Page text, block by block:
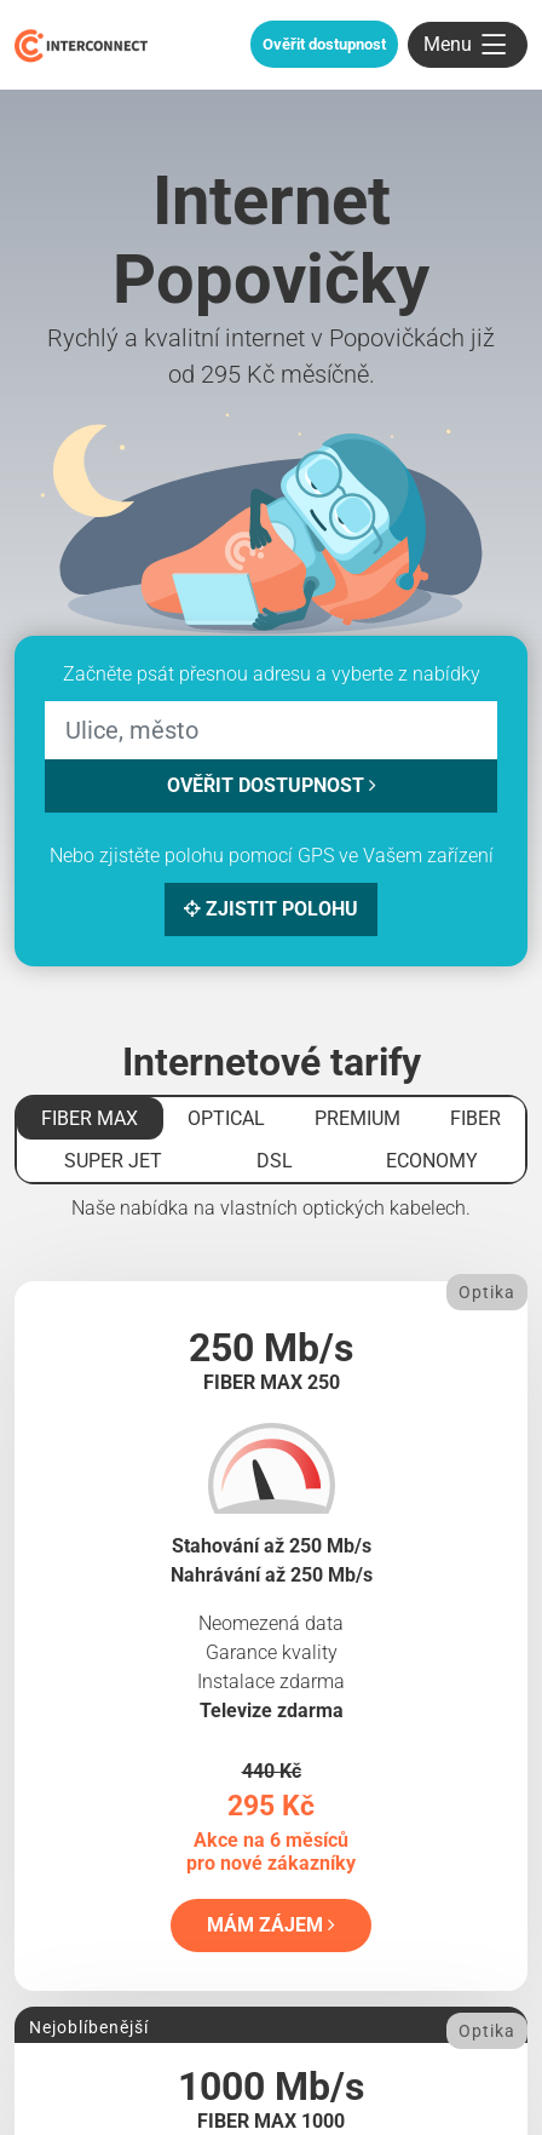
Ověřit dostupnost Menu
Internet
Popovičky
Rychlý a kvalitní internet v Popovičkách již
od 295 Kč měsíčně.
Začněte psát přesnou adresu a vyberte z nabídky
OVĚŘIT DOSTUPNOST
Nebo zjistěte polohu pomocí GPS ve Vašem zařízení
ZJISTIT POLOHU
Internetové tarify
FIBER MAX OPTICAL PREMIUM
FIBER
SUPER JET
DSL ECONOMY
Naše nabídka na vlastních optických kabelech.
250 Mb/s
FIBER MAX 250
Optika
Stahování až 250 Mb/s
Nahrávání až 250 Mb/s
Neomezená data
Garance kvality
Instalace zdarma
Televize zdarma
440 Kč
295 Kč
Akce na 6 měsíců
pro nové zákazníky
MÁM ZÁJEM
1000 Mb/s
FIBER MAX 1000
Nejoblíbenější Optika